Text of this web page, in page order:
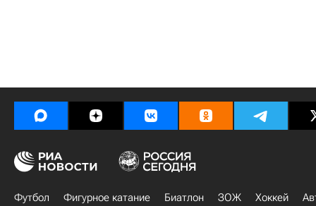
Футбол Фигурное катание Биатлон ЗОЖ Хоккей